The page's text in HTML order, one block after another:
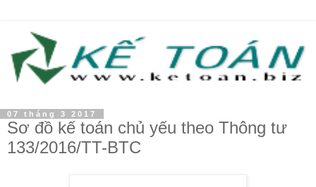
07 tháng 3 2017
Sơ đồ kế toán chủ yếu theo Thông tư
133/2016/TT-BTC